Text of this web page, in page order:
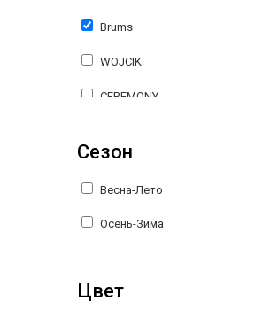
Brums
WOJCIK
CEREMONY
Сезон
Весна-Лето
Осень-Зима
Цвет